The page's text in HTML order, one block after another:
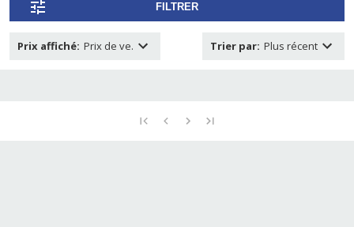
FILTRER
Prix affiché: Prix de ve. Trier par: Plus récent